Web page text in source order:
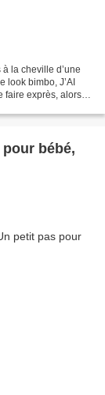
la cheville d’une
look bimbo, J’AI
faire exprès, alors
bébé,